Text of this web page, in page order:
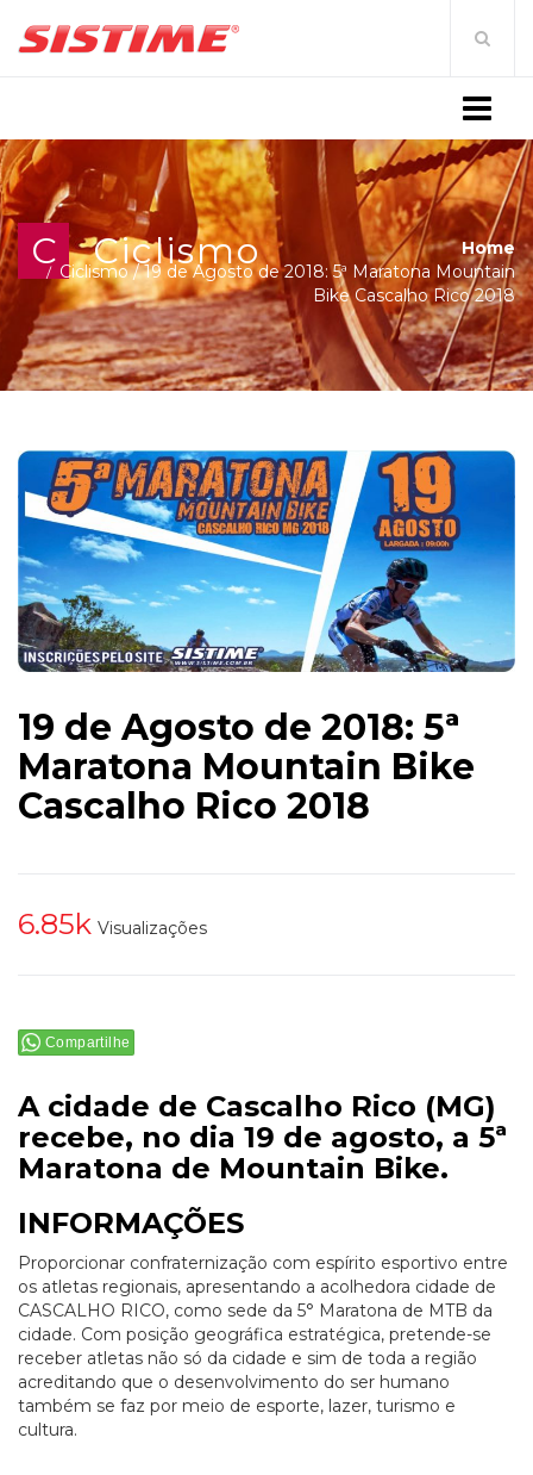
C Ciclismo
Home
Ciclismo /19 de Agosto de 2018: 5ª Maratona Mountain
Bike Cascalho Rico 2018
19 de Agosto de 2018: 5ª
Maratona Mountain Bike
Cascalho Rico 2018
6.85k Visualizações
Compartilhe
A cidade de Cascalho Rico (MG)
recebe, no dia 19 de agosto, a 5ª
Maratona de Mountain Bike.
INFORMAÇÕES
Proporcionar confraternização com espírito esportivo entre
os atletas regionais, apresentando a acolhedora cidade de
CASCALHO RICO, como sede da 5° Maratona de MTB da
cidade. Com posição geográfica estratégica, pretende-se
receber atletas não só da cidade e sim de toda a região
acreditando que o desenvolvimento do ser humano
também se faz por meio de esporte, lazer, turismo e
cultura.